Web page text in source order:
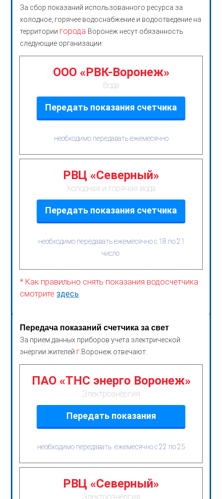
За сбор показаний использованного ресурса за
холодное, горячее водоснабжение и водоотведение на
территории города Воронеж несут обязанность
следующие организации:
ООО «РВК-Воронеж»
Вода
Передать показания счетчика
необходимо передавать ежемесячно
РВЦ «Северный»
Холодная и горячая вода
Передать показания счетчика
необходимо передавать ежемесячно с 18 по 21
число
* Как правильно снять показания водосчетчика
смотритездесь
Передача показаний счетчика за свет
За прием данных приборов учета электрической
энергии жителей г. Воронеж отвечают:
ПАО «ТНС энерго Воронеж»
Электроэнергия
Передать показания
необходимо передавать ежемесячно с 22 по 25
РВЦ «Северный»
Электроэнергия